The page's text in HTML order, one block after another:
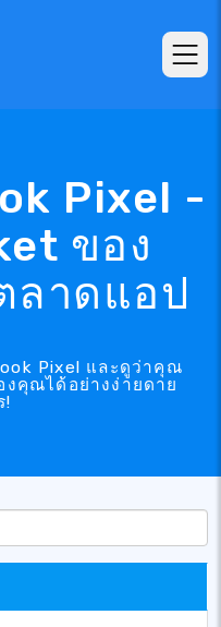
Pixel -
ของ
ลาดแอป
Pixel และดูว่าคุณ
งคุณได้อย่างง่ายดาย
!